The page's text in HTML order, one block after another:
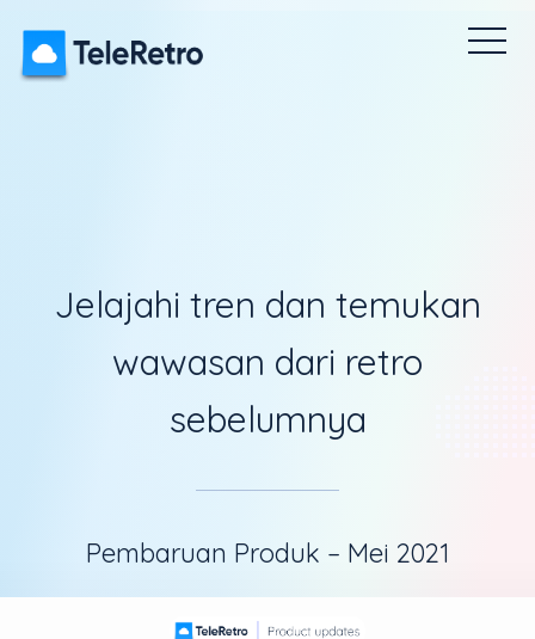
Dasbor
Jelajahi tren dan temukan
wawasan dari retro
sebelumnya
Pembaruan Produk – Mei 2021